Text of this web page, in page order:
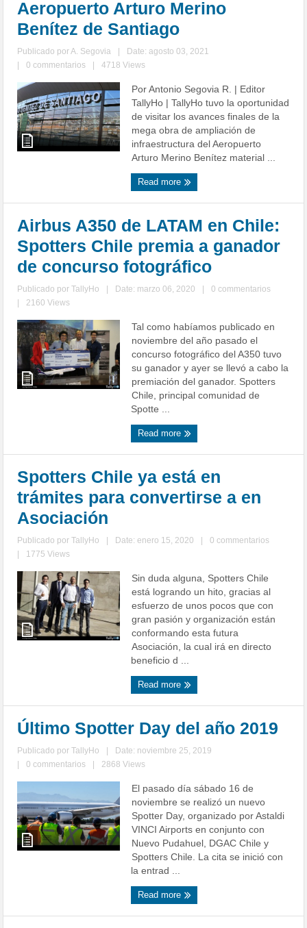
Aeropuerto Arturo Merino
Benítez de Santiago
Publicado porA. Segovia
Date: agosto 03, 2021
0 commentarios 4718 Views
Por Antonio Segovia R. | Editor
TallyHo | TallyHo tuvo la oportunidad
de visitar los avances finales de la
mega obra de ampliación de
infraestructura del Aeropuerto
Arturo Merino Benítez material ...
Read more
Airbus A350 de LATAM en Chile:
Spotters Chile premia a ganador
de concurso fotográfico
Publicado porTallyHo Date: marzo 06, 2020
0 commentarios
2160 Views
Tal como habíamos publicado en
noviembre del año pasado el
concurso fotográfico del A350 tuvo
su ganador y ayer se llevó a cabo la
premiación del ganador. Spotters
Chile, principal comunidad de
Spotte ...
Read more
Spotters Chile ya está en
trámites para convertirse a en
Asociación
Publicado porTallyHo Date: enero 15, 2020
0 commentarios
1775 Views
Sin duda alguna, Spotters Chile
está logrando un hito, gracias al
esfuerzo de unos pocos que con
gran pasión y organización están
conformando esta futura
Asociación, la cual irá en directo
beneficio d ...
Read more
Último Spotter Day del año 2019
Publicado porTallyHo
Date: noviembre 25, 2019
0 commentarios 2868 Views
El pasado día sábado 16 de
noviembre se realizó un nuevo
Spotter Day, organizado por Astaldi
VINCI Airports en conjunto con
Nuevo Pudahuel, DGAC Chile y
Spotters Chile. La cita se inició con
la entrad ...
Read more